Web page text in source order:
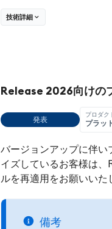
技術詳細
Release 2026向けの
発表
プロダク
プラッ
バージョンアップに伴い
イズしているお客様は
ルを再適用をお願いいた
備考